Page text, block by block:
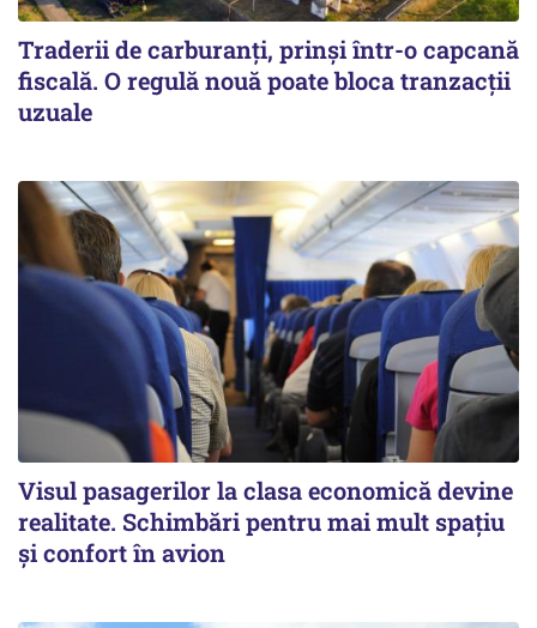
Traderii de carburanți, prinși într-o capcană
fiscală. O regulă nouă poate bloca tranzacții
uzuale
Visul pasagerilor la clasa economică devine
realitate. Schimbări pentru mai mult spațiu
și confort în avion